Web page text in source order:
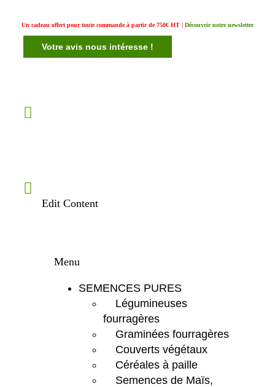
Un cadeau offert pour toute commande à partir de 750€ HT | Découvrir notre newsletter
Votre avis nous intéresse !
Edit Content
Menu
SEMENCES PURES
Légumineuses
fourragères
Graminées fourragères
Couverts végétaux
Céréales à paille
Semences de Maïs,